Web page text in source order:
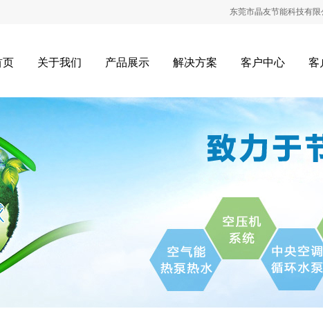
东莞市晶友节能科技有限公
页 关于我们 产品展示 解决方案 客户中心 客